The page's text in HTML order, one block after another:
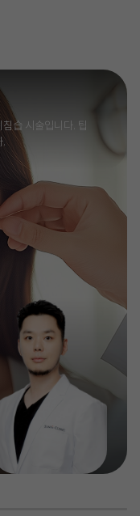
습 시술입니다. 팁
.